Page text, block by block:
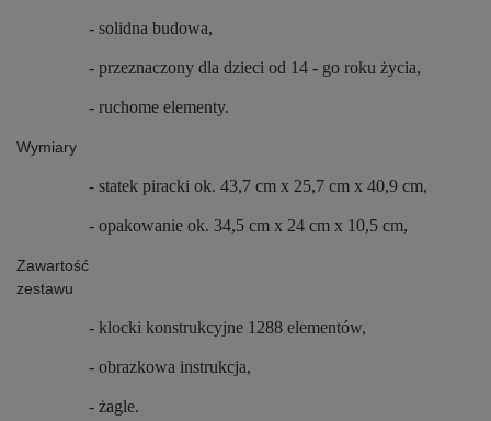
- solidna budowa,
- przeznaczony dla dzieci od 14 - go roku życia,
- ruchome elementy.
Wymiary
- statek piracki ok. 43,7 cm x 25,7 cm x 40,9 cm,
- opakowanie ok. 34,5 cm x 24 cm x 10,5 cm,
Zawartość
zestawu
- klocki konstrukcyjne 1288 elementów,
- obrazkowa instrukcja,
- żagle.